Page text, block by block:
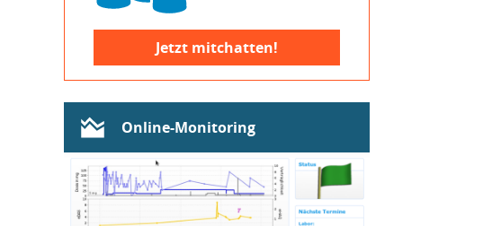
Jetzt mitchatten!
Online-Monitoring